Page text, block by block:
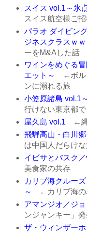
スイス vol.1～氷
スイス航空様ご
パラオ ダイビン
ジネスクラスｗｗ
ーをM&Aした話
ワインをめぐる
エット～
←ボル
ンに溺れる旅
小笠原諸島 vol.1
行けない東京都
屋久島 vol.1 ←縄
飛騨高山・白川
は中国人だらけ
イビサとバスク
美食家の共存
カリブ海クルー
～
←カリブ海の
アマンジオ／ジ
ンジャンキー」発
ザ・ウィンザー